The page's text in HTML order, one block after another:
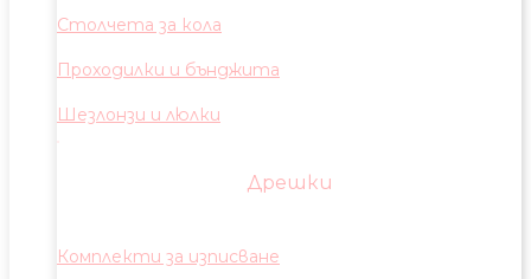
Столчета за кола
Проходилки и бънджита
Шезлонзи и люлки
Дрешки
Комплекти за изписване